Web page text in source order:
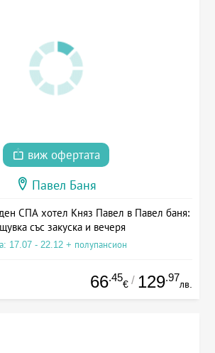
виж офертата
Павел Баня
СПА хотел Княз Павел в Павел баня:
със закуска и вечеря
17.07 - 22.12 + полупансион
66.45
€ / 129.97
лв.